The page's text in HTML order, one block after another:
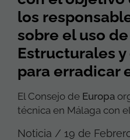
los
sobre el uso
Estructurales
para erradicar
El Consejo de Europa
técnica en Málaga con
Noticia / 19 de